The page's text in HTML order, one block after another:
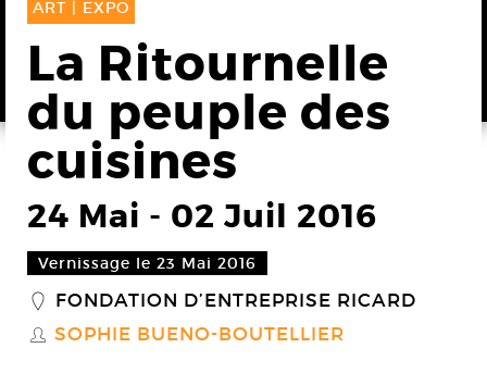
ART | EXPO
La Ritournelle
du peuple des
cuisines
24 Mai - 02 Juil 2016
Vernissage le 23 Mai 2016
_ FONDATION D’ENTREPRISE RICARD
S SOPHIE BUENO-BOUTELLIER